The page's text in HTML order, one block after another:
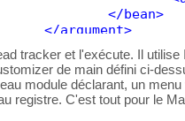
</
</bean>
</bean>
</argument>
tracker et l'exécute. Il utilise
de main défini ci-
module déclarant, un
registre. C'est tout pour le